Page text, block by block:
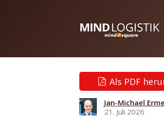
Als PDF
Jan-Michael
21. Juli 2026